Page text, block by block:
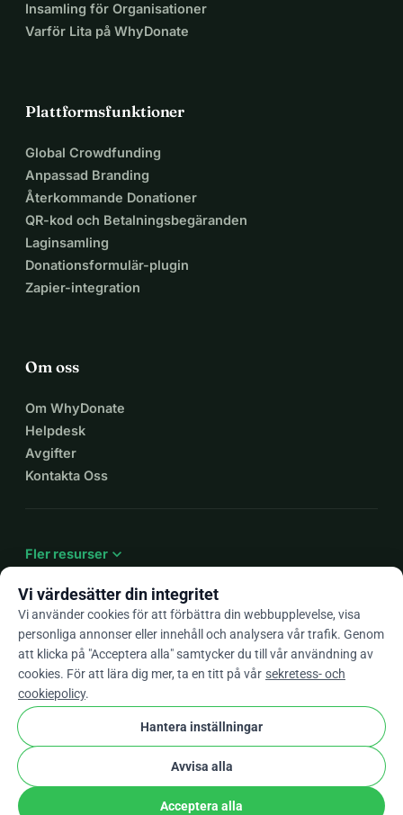
Insamling för Organisationer
Varför Lita på WhyDonate
Plattformsfunktioner
Global Crowdfunding
Anpassad Branding
Återkommande Donationer
QR-kod och Betalningsbegäranden
Laginsamling
Donationsformulär-plugin
Zapier-integration
Om oss
Om WhyDonate
Helpdesk
Avgifter
Kontakta Oss
Fler resurser expand_more
Sv arrow_drop_down
★★★★★4,9 / 5 baserat på 500+ omdömen
WhyDonateIntegritet och cookies
Villkor och bestämmelser
stripe checkVerifierad Partner
Vi värdesätter din integritet
Vi använder cookies för att förbättra din webbupplevelse, visa
personliga annonser eller innehåll och analysera vår trafik. Genom
att klicka på "Acceptera alla" samtycker du till vår användning av
cookies. För att lära dig mer, ta en titt på vår sekretess- och
cookiepolicy.
Hantera inställningar
Avvisa alla
Acceptera alla